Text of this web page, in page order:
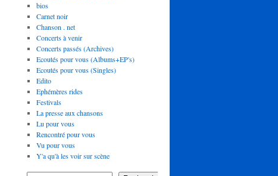
bios
Carnet noir
Chanson . net
Concerts à venir
Concerts passés (Archives)
Ecoutés pour vous (Albums+EP's)
Ecoutés pour vous (Singles)
Edito
Ephémères rides
Festivals
La presse aux chansons
Lu pour vous
Rencontré pour vous
Vu pour vous
Y'a qu'à les voir sur scène